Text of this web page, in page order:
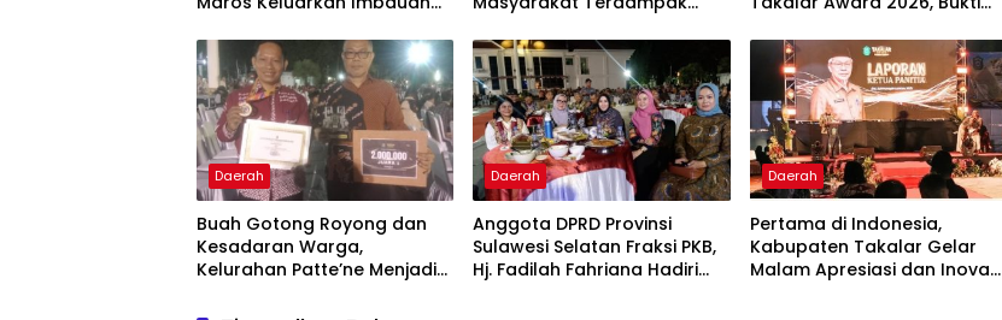
Pelayanan Kesehatan
Berkualitas
Daerah
Buah Gotong Royong dan
Kesadaran Warga,
Kelurahan Patte’ne Menjadi
Daerah
Anggota DPRD Provinsi
Sulawesi Selatan Fraksi PKB,
Hj. Fadilah Fahriana Hadiri
Daerah
Pertama di Indonesia,
Kabupaten Takalar Gelar
Malam Apresiasi dan Inovasi